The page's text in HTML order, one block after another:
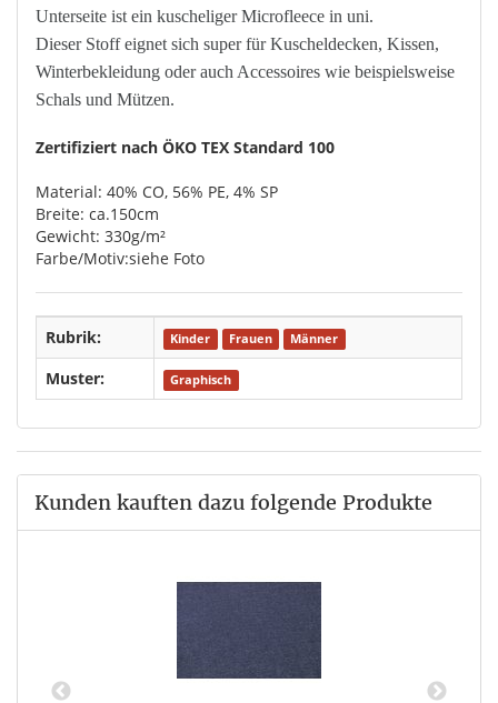
Unterseite ist ein kuscheliger Microfleece in uni.
Dieser Stoff eignet sich super für Kuscheldecken, Kissen,
Winterbekleidung oder auch Accessoires wie beispielsweise
Schals und Mützen.
Zertifiziert nach ÖKO TEX Standard 100
Material: 40% CO, 56% PE, 4% SP
Breite: ca.150cm
Gewicht: 330g/m²
Farbe/Motiv:siehe Foto
Rubrik: Kinder Frauen Männer
Muster: Graphisch
Kunden kauften dazu folgende Produkte